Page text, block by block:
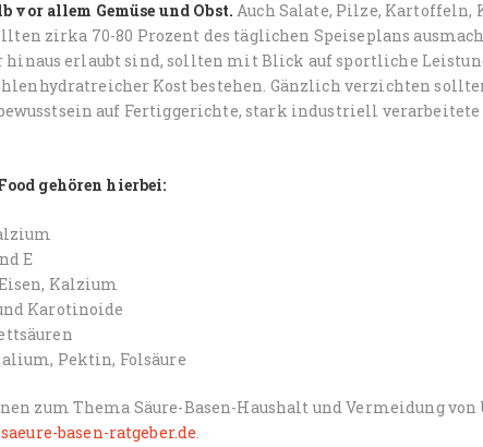
vor allem Gemüse und Obst. Auch Salate, Pilze, Kartoffeln,
zirka 70-80 Prozent des täglichen Speiseplans
hinaus erlaubt sind, sollten mit Blick auf sportliche
Kost bestehen. Gänzlich verzichten
auf Fertiggerichte, stark industriell
gehören hierbei:
E
Kalzium
Karotinoide
Pektin, Folsäure
zum Thema Säure-Basen-Haushalt und Vermeidung
basen-ratgeber.de.